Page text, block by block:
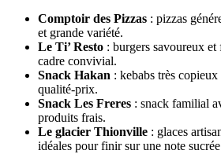
Comptoir des Pizzas : pizzas
et grande variété.
Le Ti’ Resto : burgers savoureux et
cadre convivial.
Snack Hakan : kebabs très
qualité-prix.
Snack Les Freres : snack familial
produits frais.
Le glacier Thionville : glaces
idéales pour finir sur une note